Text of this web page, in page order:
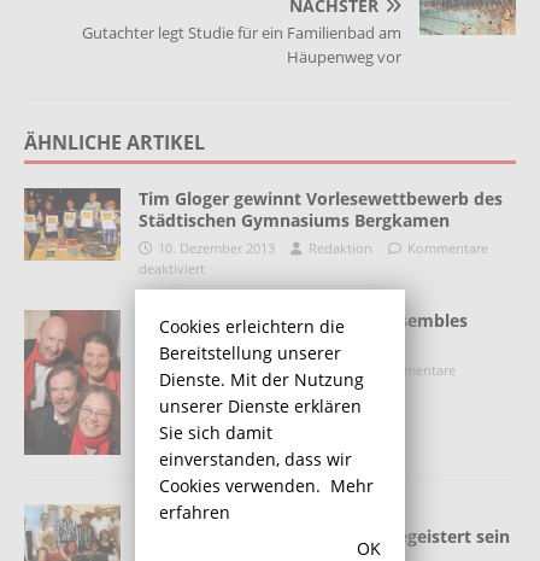
NÄCHSTER
Gutachter legt Studie für ein Familienbad am
Häupenweg vor
ÄHNLICHE ARTIKEL
Tim Gloger gewinnt Vorlesewettbewerb des
Städtischen Gymnasiums Bergkamen
10. Dezember 2013 Redaktion
Kommentare
deaktiviert
Frühlingskonzert des Kamin-Ensembles
restlos ausverkauft
28. März 2019 Redaktion
Kommentare
deaktiviert
„Süßer Senf und saure Gurken“:
Theaterverein Volksbühne 20 begeistert sein
Cookies erleichtern die
Bereitstellung unserer
Dienste. Mit der Nutzung
unserer Dienste erklären
Sie sich damit
einverstanden, dass wir
Cookies verwenden. Mehr
erfahren
OK